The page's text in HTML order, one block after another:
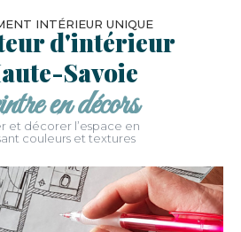
d'intérieur
Savoie
en décors
INTÉRIEUR UNIQUE
et décorer l’espace en
couleurs et textures